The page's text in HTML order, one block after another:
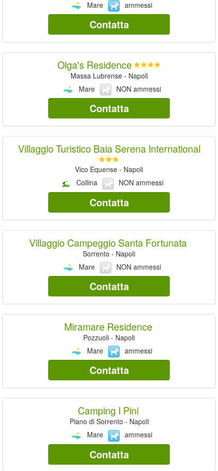
Mare ammessi
Contatta
Olga's Residence
Massa Lubrense - Napoli
Mare
NON ammessi
Contatta
Villaggio Turistico Baia Serena International
Vico Equense - Napoli
Collina
NON ammessi
Contatta
Villaggio Campeggio Santa Fortunata
Sorrento - Napoli
Mare
NON ammessi
Contatta
Miramare Residence
Pozzuoli - Napoli
Mare
ammessi
Contatta
Camping I Pini
Piano di Sorrento - Napoli
Mare
ammessi
Contatta